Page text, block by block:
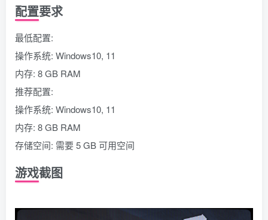
配置要求
最低配置:
操作系统: Windows10, 11
内存: 8 GB RAM
推荐配置:
操作系统: Windows10, 11
内存: 8 GB RAM
存储空间: 需要 5 GB 可用空间
游戏截图